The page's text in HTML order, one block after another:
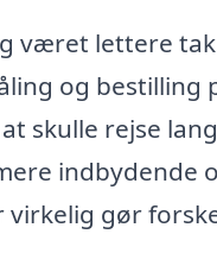
været lettere
og bestilling
skulle rejse
indbydende
virkelig gør